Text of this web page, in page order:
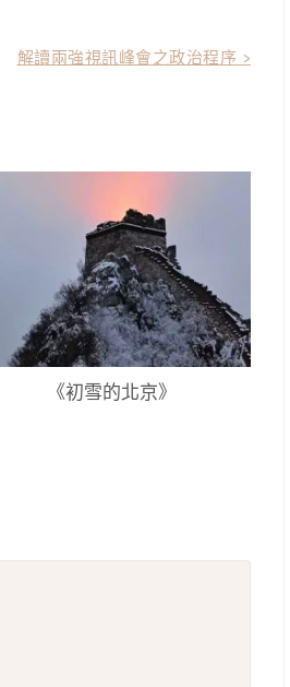
解讀兩強視訊峰會之政治程序 >
《初雪的北京》